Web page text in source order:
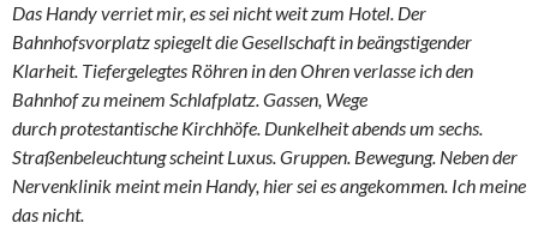
Das Handy verriet mir, es sei nicht weit zum Hotel. Der
Bahnhofsvorplatz spiegelt die Gesellschaft in beängstigender
Klarheit. Tiefergelegtes Röhren in den Ohren verlasse ich den
Bahnhof zu meinem Schlafplatz. Gassen, Wege
durch protestantische Kirchhöfe. Dunkelheit abends um sechs.
Straßenbeleuchtung scheint Luxus. Gruppen. Bewegung. Neben der
Nervenklinik meint mein Handy, hier sei es angekommen. Ich meine
das nicht.